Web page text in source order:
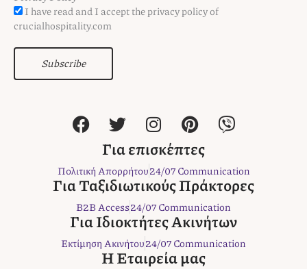
I have read and I accept the privacy policy of
crucialhospitality.com
Subscribe
F
a
e
b
o
o
k
T
w
i
t
t
e
r
I
n
s
t
a
g
r
a
m
P
i
n
t
e
r
e
s
t
V
i
e
r
Για επισκέπτες
Πολιτική Απορρήτου24/07 Communication
Για Ταξιδιωτικούς Πράκτορες
B2B Access24/07 Communication
Για Ιδιοκτήτες Ακινήτων
Εκτίμηση Ακινήτου24/07 Communication
Η Εταιρεία μας